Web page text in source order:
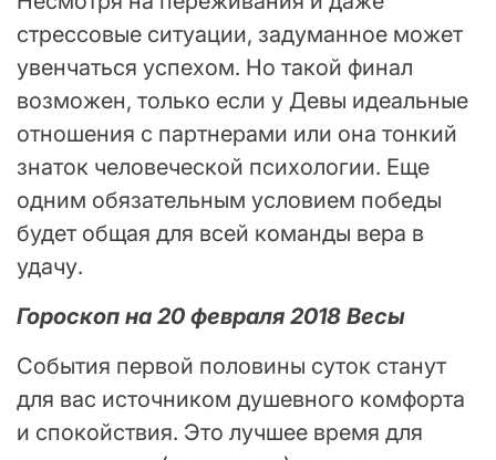
стрессовые ситуации, задуманное может
увенчаться успехом. Но такой финал
возможен, только если у Девы идеальные
отношения с партнерами или она тонкий
знаток человеческой психологии. Еще
одним обязательным условием победы
будет общая для всей команды вера в
удачу.
Гороскоп на 20 февраля 2018 Весы
События первой половины суток станут
для вас источником душевного комфорта
и спокойствия. Это лучшее время для